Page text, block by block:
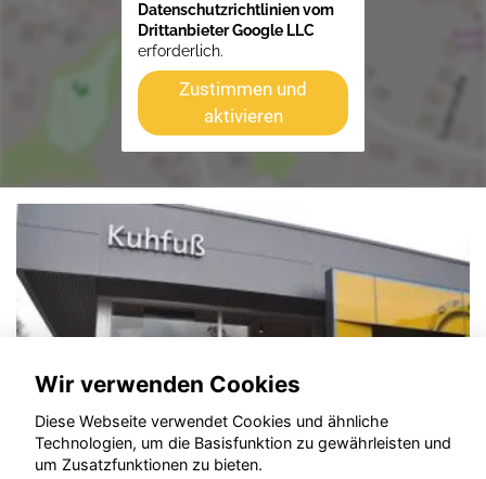
Datenschutzrichtlinien vom
Drittanbieter Google LLC
erforderlich.
Zustimmen und
aktivieren
Wir verwenden Cookies
Diese Webseite verwendet Cookies und ähnliche
Technologien, um die Basisfunktion zu gewährleisten und
um Zusatzfunktionen zu bieten.